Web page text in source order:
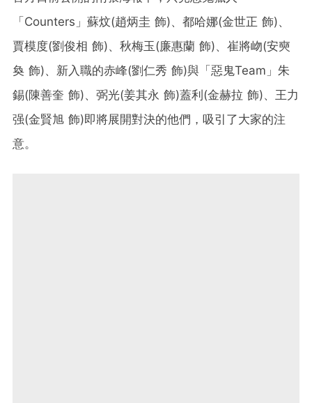
「Counters」蘇炆(趙炳圭 飾)、都哈娜(金世正 飾)、
賈模度(劉俊相 飾)、秋梅玉(廉惠蘭 飾)、崔將岉(安奭
奐 飾)、新入職的赤峰(劉仁秀 飾)與「惡鬼Team」朱
錫(陳善奎 飾)、弼光(姜其永 飾)蓋利(金赫拉 飾)、王力
强(金賢旭 飾)即將展開對決的他們，吸引了大家的注
意。